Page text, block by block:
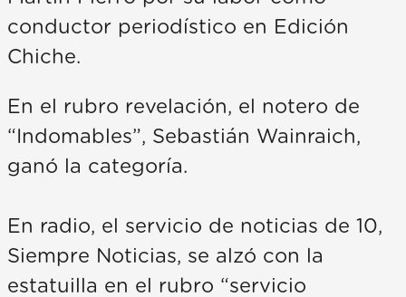
conductor periodístico en Edición
Chiche.
En el rubro revelación, el notero de
“Indomables”, Sebastián Wainraich,
ganó la categoría.
En radio, el servicio de noticias de 10,
Siempre Noticias, se alzó con la
estatuilla en el rubro “servicio